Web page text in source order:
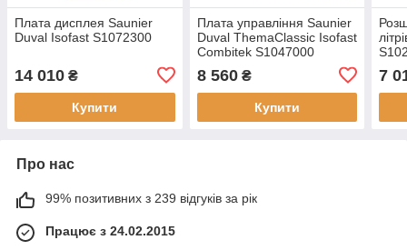
Плата дисплея Saunier
Duval Isofast S1072300
14 010 ₴
Купити
Плата управління Saunier
Duval ThemaClassic Isofast
Combitek S1047000
8 560₴
Купити
7
Про нас
99% позитивних з 239 відгуків за рік
Працює з 24.02.2015